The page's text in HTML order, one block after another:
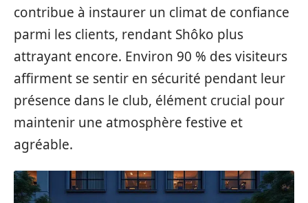
contribue à instaurer un climat de confiance
parmi les clients, rendant Shôko plus
attrayant encore. Environ 90 % des visiteurs
affirment se sentir en sécurité pendant leur
présence dans le club, élément crucial pour
maintenir une atmosphère festive et
agréable.